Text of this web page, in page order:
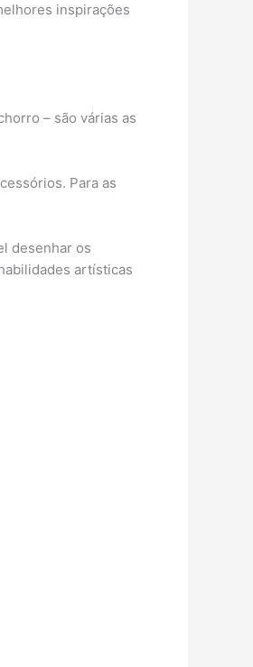
inspirações
– são várias as
Para as
desenhar os
artísticas